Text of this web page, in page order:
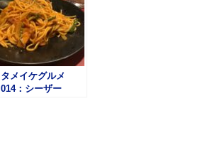
タメイケグルメ
014：シーザー